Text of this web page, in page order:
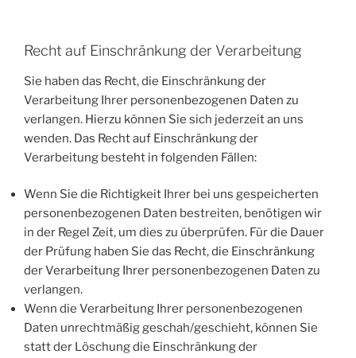
Recht auf Einschränkung der Verarbeitung
Sie haben das Recht, die Einschränkung der
Verarbeitung Ihrer personenbezogenen Daten zu
verlangen. Hierzu können Sie sich jederzeit an uns
wenden. Das Recht auf Einschränkung der
Verarbeitung besteht in folgenden Fällen:
Wenn Sie die Richtigkeit Ihrer bei uns gespeicherten
personenbezogenen Daten bestreiten, benötigen wir
in der Regel Zeit, um dies zu überprüfen. Für die Dauer
der Prüfung haben Sie das Recht, die Einschränkung
der Verarbeitung Ihrer personenbezogenen Daten zu
verlangen.
Wenn die Verarbeitung Ihrer personenbezogenen
Daten unrechtmäßig geschah/geschieht, können Sie
statt der Löschung die Einschränkung der